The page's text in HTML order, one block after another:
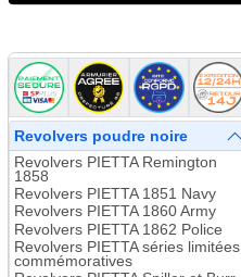
Revolvers poudre noire
Revolvers PIETTA Remington
1858
Revolvers PIETTA 1851 Navy
Revolvers PIETTA 1860 Army
Revolvers PIETTA 1862 Police
Revolvers PIETTA séries limitées
commémoratives